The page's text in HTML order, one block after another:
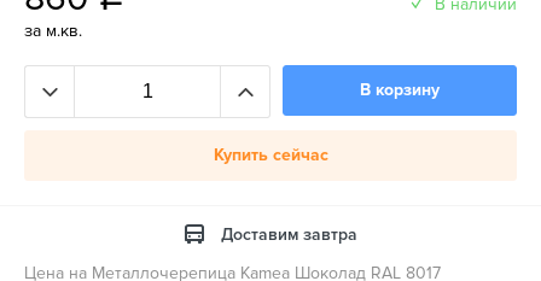
за м.кв.
В наличии
В корзину
Купить сейчас
Доставим завтра
Цена на Металлочерепица Kamea Шоколад RAL 8017